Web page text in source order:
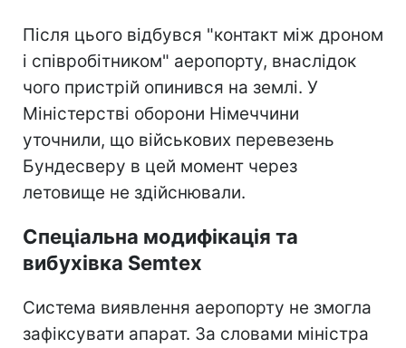
Після цього відбувся "контакт між дроном
і співробітником" аеропорту, внаслідок
чого пристрій опинився на землі. У
Міністерстві оборони Німеччини
уточнили, що військових перевезень
Бундесверу в цей момент через
летовище не здійснювали.
Спеціальна модифікація та
вибухівка Semtex
Система виявлення аеропорту не змогла
зафіксувати апарат. За словами міністра